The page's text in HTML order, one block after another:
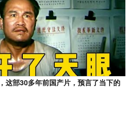
这部30多年前国产片，预言了当下的